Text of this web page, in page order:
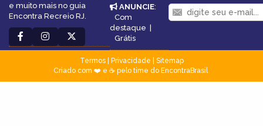
e muito mais no guia
Encontra Recreio RJ.
ANUNCIE:
Com
destaque |
Grátis
Termos| Privacidade
Sitemap
Criado com ❤️ e ☕ pelo time do EncontraBrasil